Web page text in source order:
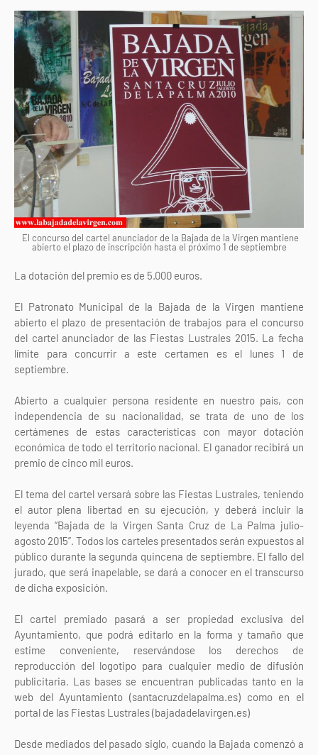
El concurso del cartel anunciador de la Bajada de la Virgen mantiene
abierto el plazo de inscripción hasta el próximo 1 de septiembre
La dotación del premio es de 5.000 euros.
El Patronato Municipal de la Bajada de la Virgen mantiene
abierto el plazo de presentación de trabajos para el concurso
del cartel anunciador de las Fiestas Lustrales 2015. La fecha
límite para concurrir a este certamen es el lunes 1 de
septiembre.
Abierto a cualquier persona residente en nuestro país, con
independencia de su nacionalidad, se trata de uno de los
certámenes de estas características con mayor dotación
económica de todo el territorio nacional. El ganador recibirá un
premio de cinco mil euros.
El tema del cartel versará sobre las Fiestas Lustrales, teniendo
el autor plena libertad en su ejecución, y deberá incluir la
leyenda “Bajada de la Virgen Santa Cruz de La Palma julio-
agosto 2015”. Todos los carteles presentados serán expuestos al
público durante la segunda quincena de septiembre. El fallo del
jurado, que será inapelable, se dará a conocer en el transcurso
de dicha exposición.
El cartel premiado pasará a ser propiedad exclusiva del
Ayuntamiento, que podrá editarlo en la forma y tamaño que
estime conveniente, reservándose los derechos de
reproducción del logotipo para cualquier medio de difusión
publicitaria. Las bases se encuentran publicadas tanto en la
web del Ayuntamiento (santacruzdelapalma.es) como en el
portal de las Fiestas Lustrales (bajadadelavirgen.es)
Desde mediados del pasado siglo, cuando la Bajada comenzó a